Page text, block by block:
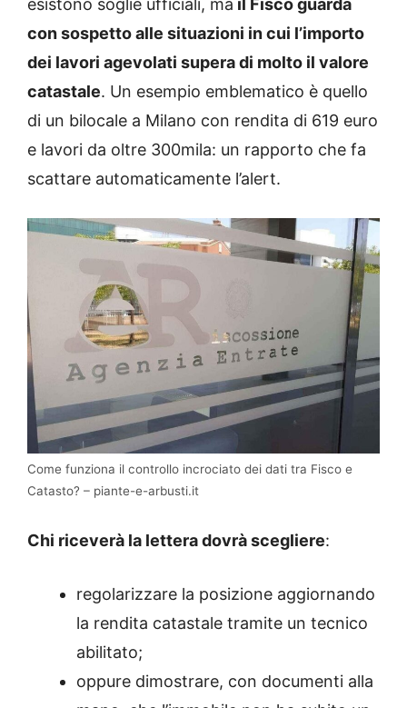
esistono soglie ufficiali, ma il Fisco guarda
con sospetto alle situazioni in cui l’importo
dei lavori agevolati supera di molto il valore
catastale. Un esempio emblematico è quello
di un bilocale a Milano con rendita di 619 euro
e lavori da oltre 300mila: un rapporto che fa
scattare automaticamente l’alert.
Come funziona il controllo incrociato dei dati tra Fisco e
Catasto? – piante-e-arbusti.it
Chi riceverà la lettera dovrà scegliere:
regolarizzare la posizione aggiornando
la rendita catastale tramite un tecnico
abilitato;
oppure dimostrare, con documenti alla